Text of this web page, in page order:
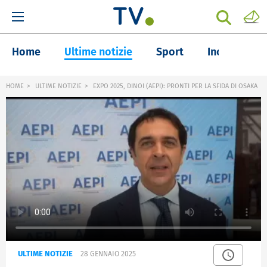
Home Ultime notizie Sport Inchieste
HOME ULTIME NOTIZIE EXPO 2025, DINOI (AEPI): PRONTI PER LA SFIDA DI OSAKA
ULTIME NOTIZIE 28 GENNAIO 2025